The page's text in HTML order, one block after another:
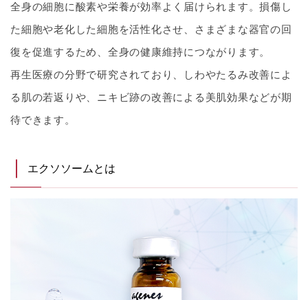
全身の細胞に酸素や栄養が効率よく届けられます。損傷し
た細胞や老化した細胞を活性化させ、さまざまな器官の回
復を促進するため、全身の健康維持につながります。
再生医療の分野で研究されており、しわやたるみ改善によ
る肌の若返りや、ニキビ跡の改善による美肌効果などが期
待できます。
エクソソームとは